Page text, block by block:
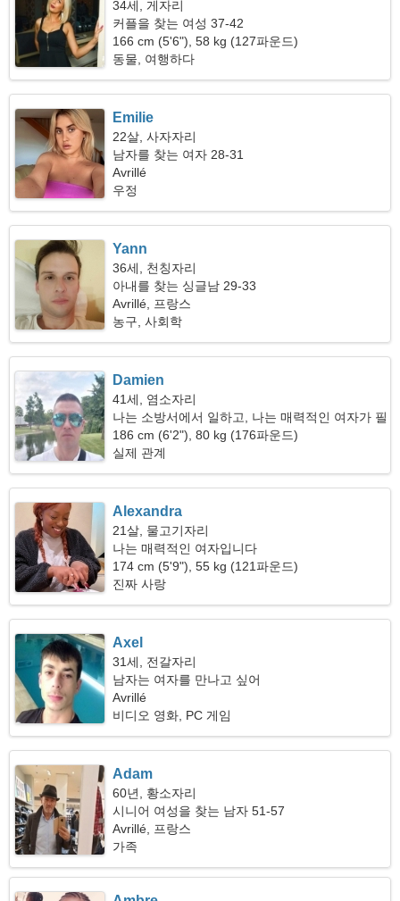
34세, 게자리
커플을 찾는 여성 37-42
166 cm (5'6"), 58 kg (127파운드)
동물, 여행하다
Emilie
22살, 사자자리
남자를 찾는 여자 28-31
Avrillé
우정
Yann
36세, 천칭자리
아내를 찾는 싱글남 29-33
Avrillé, 프랑스
농구, 사회학
Damien
41세, 염소자리
나는 소방서에서 일하고, 나는 매력적인 여자가 필
요합니다
186 cm (6'2"), 80 kg (176파운드)
실제 관계
Alexandra
21살, 물고기자리
나는 매력적인 여자입니다
174 cm (5'9"), 55 kg (121파운드)
진짜 사랑
Axel
31세, 전갈자리
남자는 여자를 만나고 싶어
Avrillé
비디오 영화, PC 게임
Adam
60년, 황소자리
시니어 여성을 찾는 남자 51-57
Avrillé, 프랑스
가족